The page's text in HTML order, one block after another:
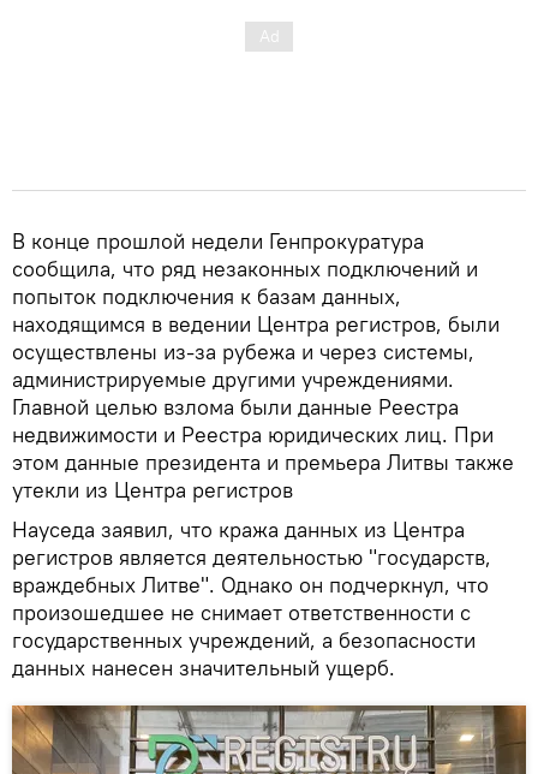
В конце прошлой недели Генпрокуратура
сообщила, что ряд незаконных подключений и
попыток подключения к базам данных,
находящимся в ведении Центра регистров, были
осуществлены из-за рубежа и через системы,
администрируемые другими учреждениями.
Главной целью взлома были данные Реестра
недвижимости и Реестра юридических лиц. При
этом данные президента и премьера Литвы также
утекли из Центра регистров
Науседа заявил, что кража данных из Центра
регистров является деятельностью "государств,
враждебных Литве". Однако он подчеркнул, что
произошедшее не снимает ответственности с
государственных учреждений, а безопасности
данных нанесен значительный ущерб.